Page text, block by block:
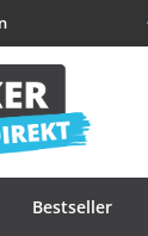
Bestseller